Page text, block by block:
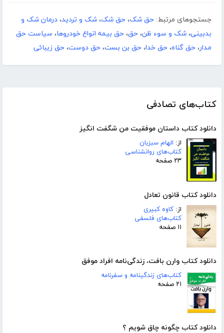
کتاب‌های تصادفی
دانلود کتاب داستان موفقیت من شگفت انگیز
از: الهام سبزبان
کتاب‌های روانشناسی
۲۳ صفحه
دانلود کتاب قانون تعادل
از: کاوه کبیری
کتاب‌های فلسفی
۱۱ صفحه
دانلود کتاب وارن بافت، زندگی‌نامه افراد موفق
کتاب‌های زندگینامه و سفرنامه
۲۱ صفحه
دانلود کتاب چگونه چاق شویم ؟
جستجوهای مرتبط: حق شک، حق شک، شک و تردید، درمان شک و
بدبینی، شک و سوء ظن، حق، حق بیمه انواع خودروها، سیاست حق
مدار، حق گناه، حق خدا، حق بن بست، حق دوست، حق زیبائی